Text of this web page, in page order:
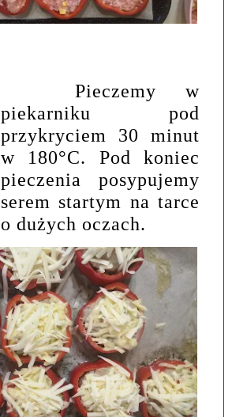
Pieczemy w
piekarniku pod
przykryciem 30 minut
w 180°C. Pod koniec
pieczenia posypujemy
serem startym na tarce
o dużych oczach.